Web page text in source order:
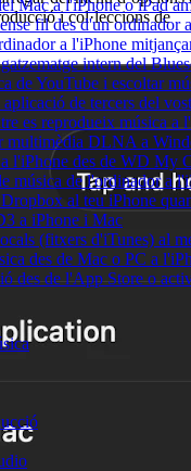
Mac a l'iPhone o iPad
fil des d'un ordinador
a l'iPhone
intern del
de YouTube i escoltar
de tercers del
es reprodueix música a
multimèdia DLNA a
l'iPhone des de WD My
música de l'ordinador a
al teu iPhone
a iPhone i Mac
(fitxers d'iTunes) al
des de Mac o PC a
des de l'App Store o
i col·leccions de